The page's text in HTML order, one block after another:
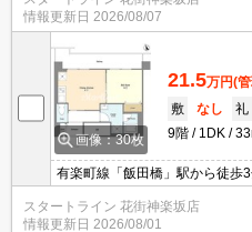
情報更新日 2026/08/07
画像：30枚
21.5万円(
敷
なし 礼
9階
1DK
有楽町線「飯田橋」駅から徒
ス 独立洗面台 フリーレント2
スタートライン 花街神楽坂店
情報更新日 2026/08/01